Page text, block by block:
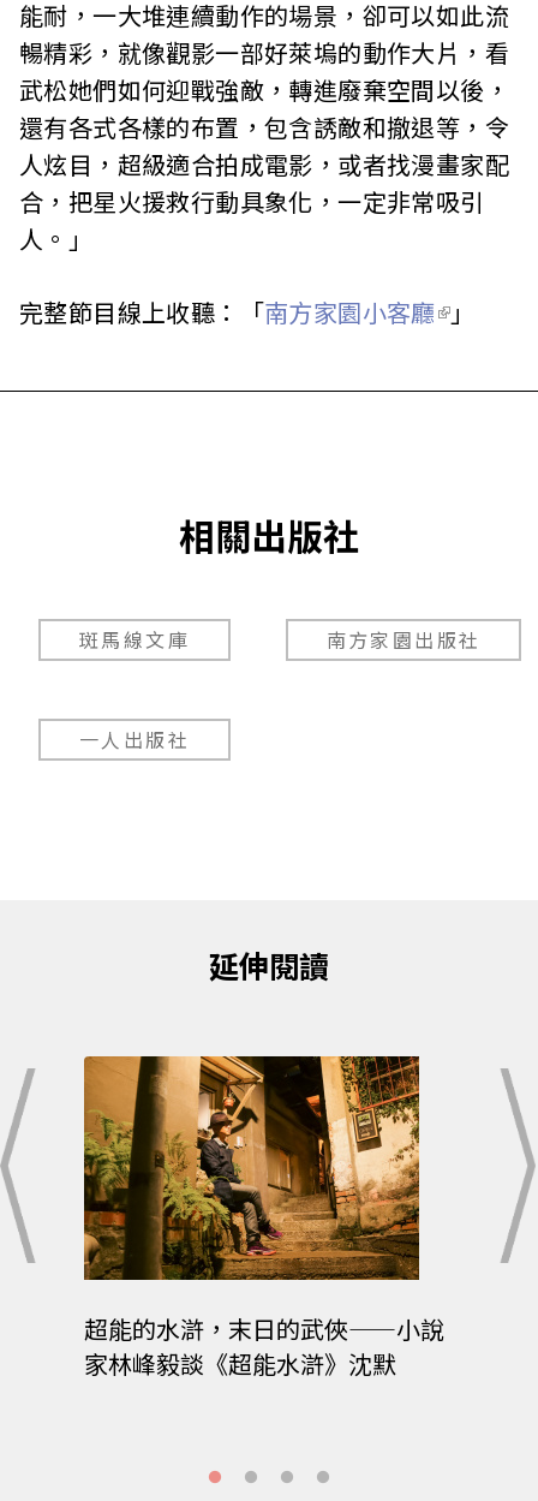
能耐，一大堆連續動作的場景，卻可以如此流
暢精彩，就像觀影一部好萊塢的動作大片，看
武松她們如何迎戰強敵，轉進廢棄空間以後，
還有各式各樣的布置，包含誘敵和撤退等，令
人炫目，超級適合拍成電影，或者找漫畫家配
合，把星火援救行動具象化，一定非常吸引
人。」
完整節目線上收聽：「南方家園小客廳 」
相關出版社
斑馬線文庫 南方家園出版社
一人出版社
延伸閱讀
超能的水滸，末日的武俠——小說
家林峰毅談《超能水滸》沈默